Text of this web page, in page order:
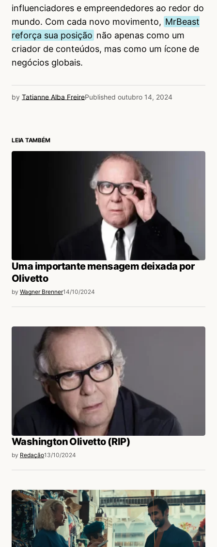
influenciadores e empreendedores ao redor do
mundo. Com cada novo movimento, MrBeast
reforça sua posição não apenas como um
criador de conteúdos, mas como um ícone de
negócios globais.
by Tatianne Alba FreirePublished outubro 14, 2024
LEIA TAMBÉM
Uma importante mensagem deixada por
Olivetto
by Wagner Brenner14/10/2024
Washington Olivetto (RIP)
by Redação13/10/2024